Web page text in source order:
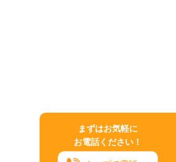
まずはお気軽に
お電話ください！